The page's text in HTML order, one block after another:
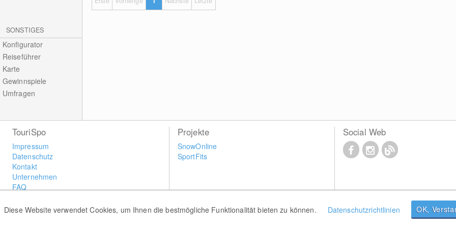
SONSTIGES
Konfigurator
Reiseführer
Karte
Gewinnspiele
Umfragen
Diese Website verwendet Cookies, um Ihnen die bestmögliche Funktionalität bieten zu können. Datenschutzrichtlinien OK,
TouriSpo
Impressum
Datenschutz
Kontakt
Unternehmen
FAQ
Widget
Projekte
SnowOnline
SportFits
Social Web